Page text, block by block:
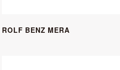
ROLF BENZ MERA